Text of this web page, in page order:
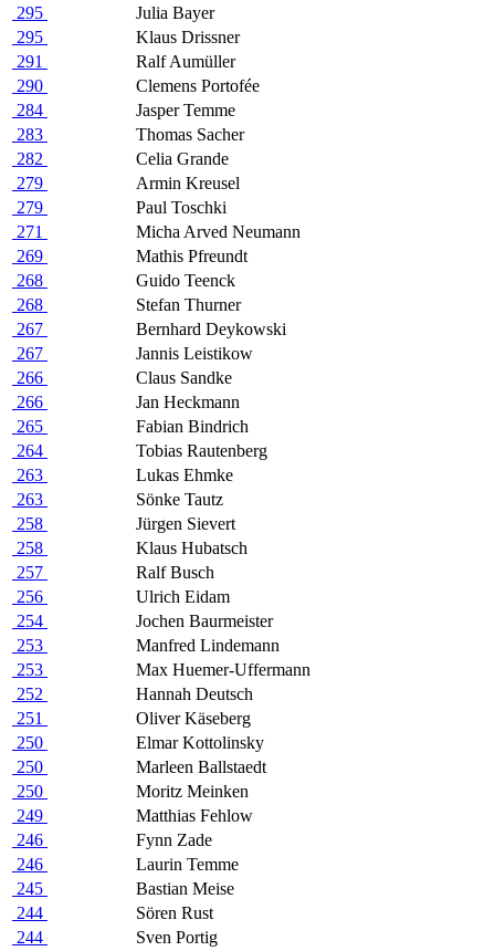
295
Julia Bayer
295
Klaus Drissner
291
Ralf Aumüller
290
Clemens Portofée
284
Jasper Temme
283
Thomas Sacher
282
Celia Grande
279
Armin Kreusel
279
Paul Toschki
271
Micha Arved Neumann
269
Mathis Pfreundt
268
Guido Teenck
268
Stefan Thurner
267
Bernhard Deykowski
267
Jannis Leistikow
266
Claus Sandke
266
Jan Heckmann
265
Fabian Bindrich
264
Tobias Rautenberg
263
Lukas Ehmke
263
Sönke Tautz
258
Jürgen Sievert
258
Klaus Hubatsch
257
Ralf Busch
256
Ulrich Eidam
254
Jochen Baurmeister
253
Manfred Lindemann
253
Max Huemer-Uffermann
252
Hannah Deutsch
251
Oliver Käseberg
250
Elmar Kottolinsky
250
Marleen Ballstaedt
250
Moritz Meinken
249
Matthias Fehlow
246
Fynn Zade
246
Laurin Temme
245
Bastian Meise
244
Sören Rust
244
Sven Portig